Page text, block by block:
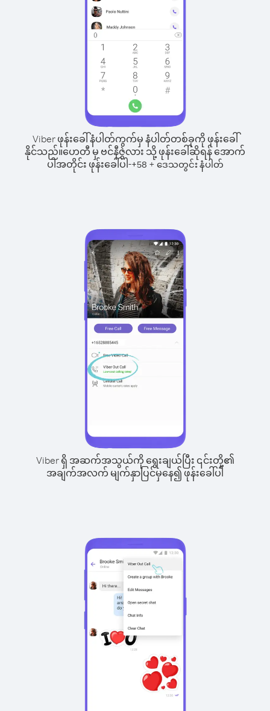
Viber ဖုန်းခေါ်နံပါတ်ကွက်မှ နံပါတ်တစ်ခုကို ဖုန်းခေါ်
နိုင်သည်။ဟေတီ မှ ဗင်နီဇွဲလား သို့ ဖုန်းခေါ်ဆိုရန် အောက်
ပါအတိုင်း ဖုန်းခေါ်ပါ-+58 +ဒေသတွင်း နံပါတ်
Viber ရှိ အဆက်အသွယ်ကို ရွေးချယ်ပြီး ၎င်းတို့၏
အချက်အလက် မျက်နှာပြင်မှနေ၍ ဖုန်းခေါ်ပါ